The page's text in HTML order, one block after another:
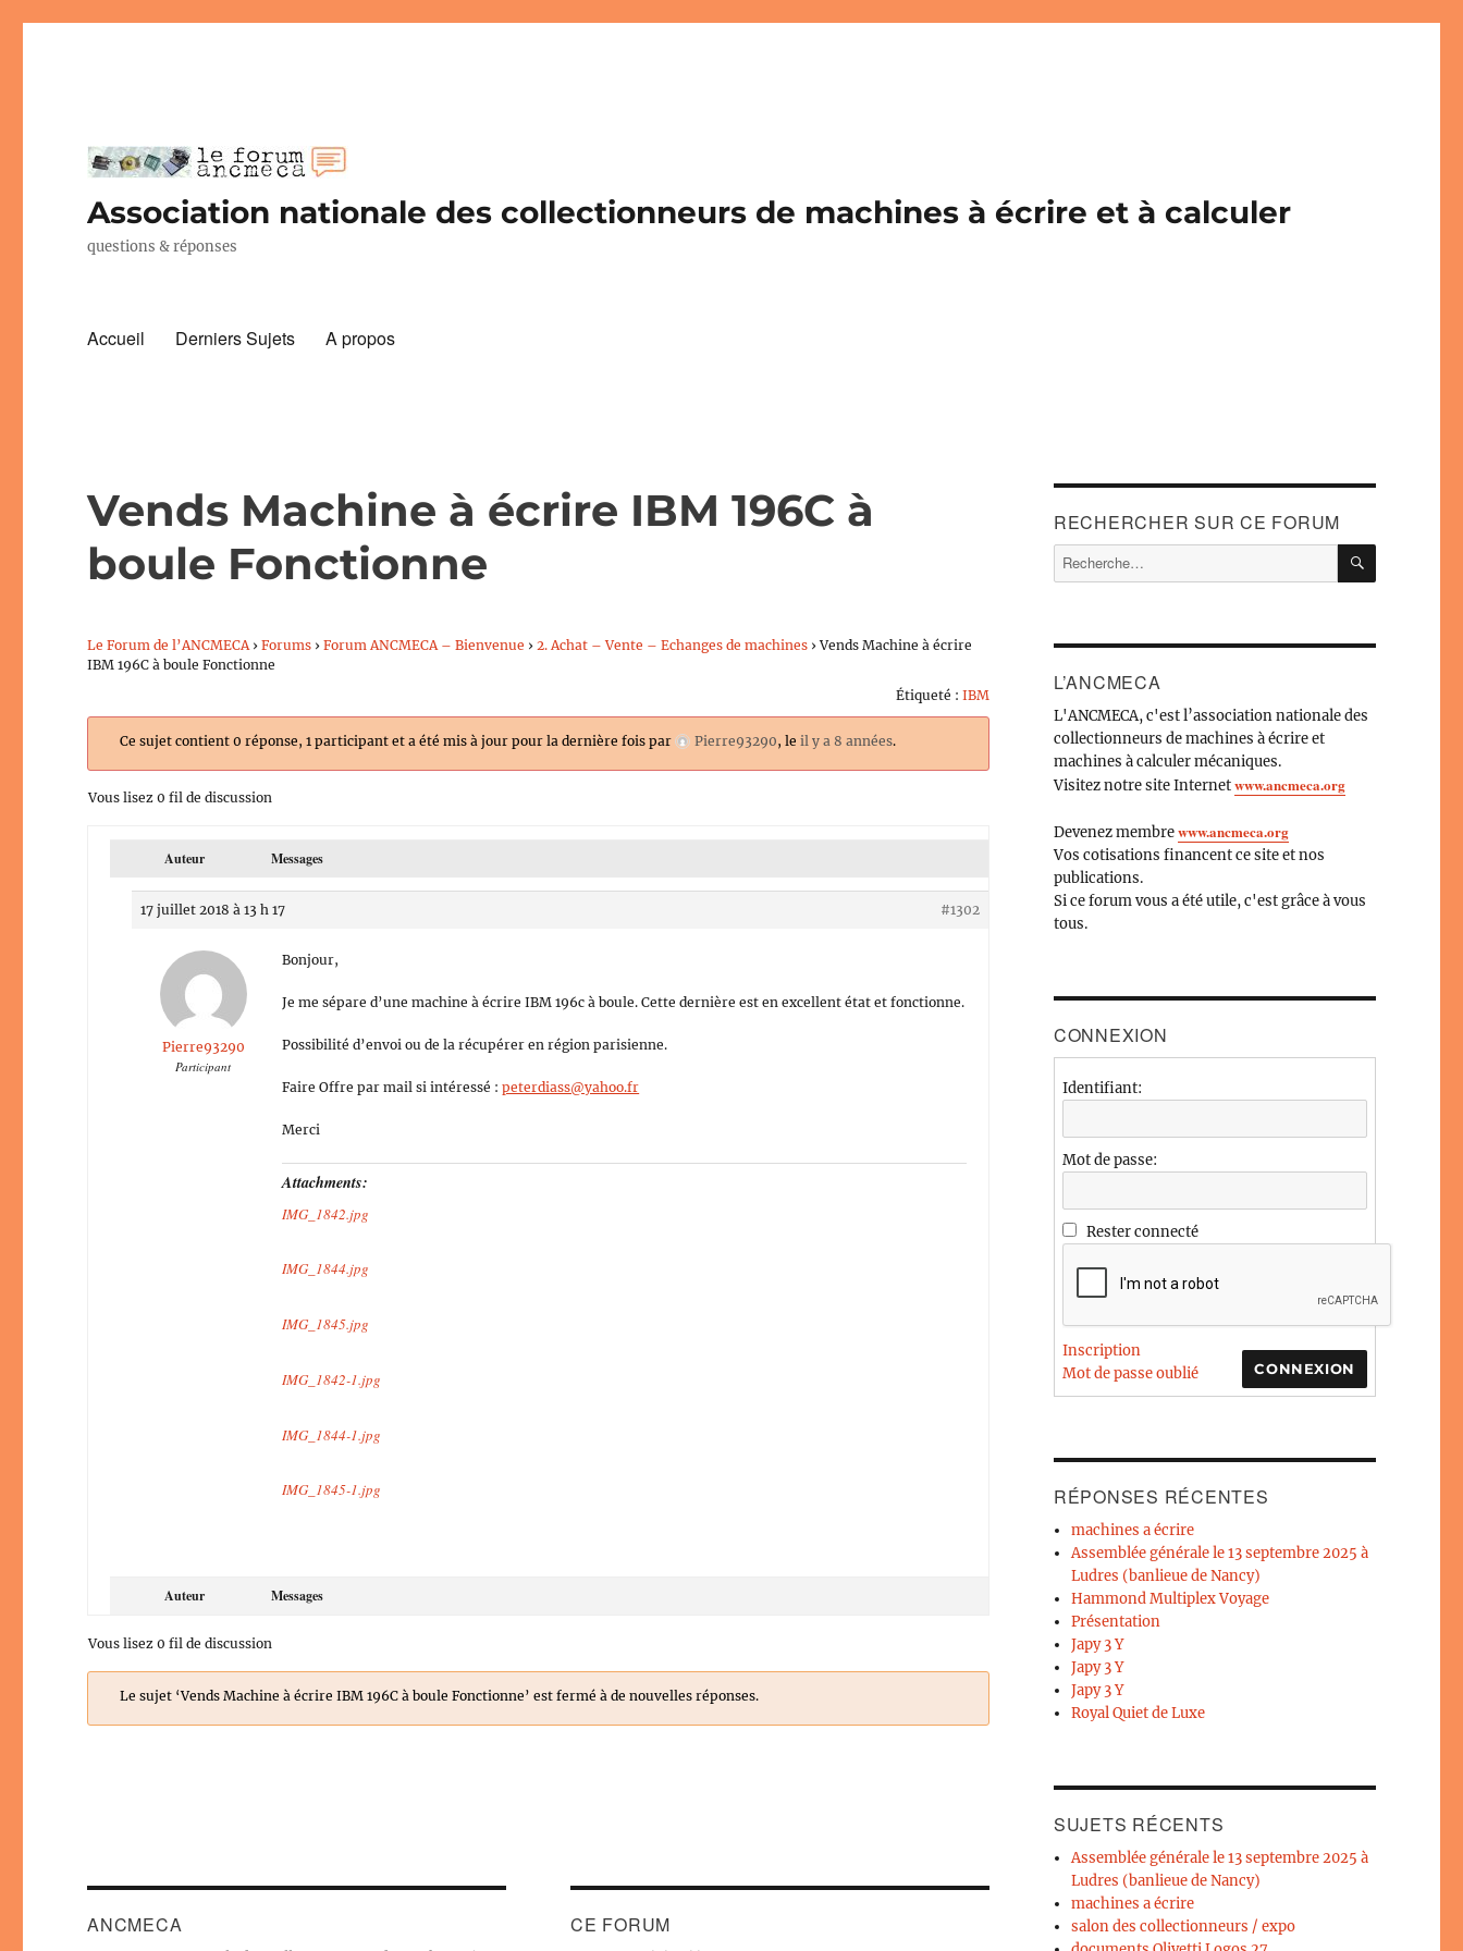
Association nationale des collectionneurs de machines à écrire et à calculer
questions & réponses
Accueil Derniers Sujets A propos
Vends Machine à écrire IBM 196C à
boule Fonctionne
Le Forum de l’ANCMECA › Forums › Forum ANCMECA – Bienvenue › 2. Achat – Vente – Echanges de machines › Vends Machine à écrire
IBM 196C à boule Fonctionne
Étiqueté : IBM
Ce sujet contient 0 réponse, 1 participant et a été mis à jour pour la dernière fois par Pierre93290, leil y a 8 années.
Vous lisez 0 fil de discussion
Auteur Messages
17 juillet 2018 à 13 h 17 #1302
Pierre93290
Participant
Bonjour,
Je me sépare d’une machine à écrire IBM 196c à boule. Cette dernière est en excellent état et fonctionne.
Possibilité d’envoi ou de la récupérer en région parisienne.
Faire Offre par mail si intéressé :peterdiass@yahoo.fr
Merci
Attachments:
IMG_1842.jpg
IMG_1844.jpg
IMG_1845.jpg
IMG_1842-1.jpg
IMG_1844-1.jpg
IMG_1845-1.jpg
Auteur Messages
Vous lisez 0 fil de discussion
Le sujet ‘Vends Machine à écrire IBM 196C à boule Fonctionne’ est fermé à de nouvelles réponses.
ANCMECA CE FORUM
RECHERCHER SUR CE FORUM
Recherche
pour :
L’ANCMECA
L'ANCMECA, c'est l’association nationale des
collectionneurs de machines à écrire et
machines à calculer mécaniques.
Visitez notre site Internetwww.ancmeca.org
Devenez membrewww.ancmeca.org
Vos cotisations financent ce site et nos
publications.
Si ce forum vous a été utile, c'est grâce à vous
tous.
CONNEXION
Identifiant:
Mot de passe:
Rester connecté
CONNEXION
Inscription
Mot de passe oublié
RÉPONSES RÉCENTES
machines a écrire
Assemblée générale le 13 septembre 2025 à
Ludres (banlieue de Nancy)
Hammond Multiplex Voyage
Présentation
Japy 3 Y
Japy 3 Y
Japy 3 Y
Royal Quiet de Luxe
SUJETS RÉCENTS
Assemblée générale le 13 septembre 2025 à
Ludres (banlieue de Nancy)
machines a écrire
salon des collectionneurs / expo